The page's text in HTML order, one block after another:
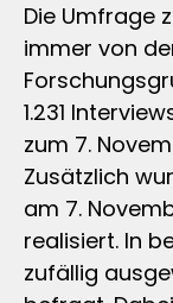
Die Umfrage
immer von
1.231
zum 7.
Zusätzlich
am 7.
realisiert. In
zufällig